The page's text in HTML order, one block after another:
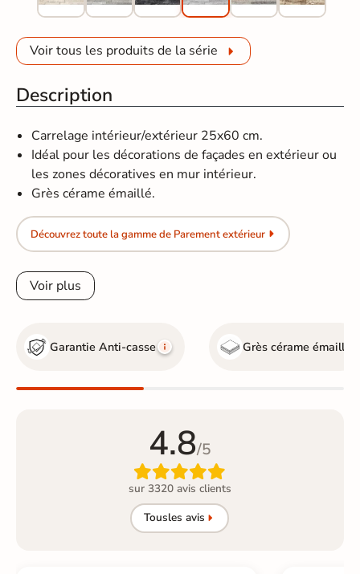
Voir tous les produits de la série
Description
Carrelage intérieur/extérieur 25x60 cm.
Idéal pour les décorations de façades en extérieur ou
les zones décoratives en mur intérieur.
Grès cérame émaillé.
Découvrez toute la gamme de Parement extérieur
Voir plus
Garantie Anti-casse Grès cérame émaillé
4.8/5

sur 3320 avis clients
Tousles avis